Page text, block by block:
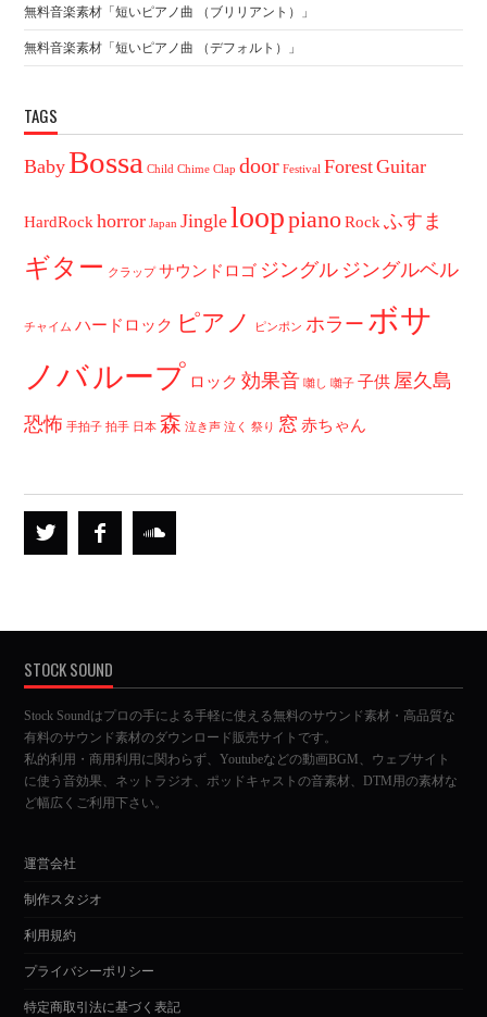
無料音楽素材「短いピアノ曲 （ブリリアント）」
無料音楽素材「短いピアノ曲 （デフォルト）」
TAGS
BabyBossa Child Chime Clap door Festival ForestGuitar
HardRock horror Japan Jinglelooppiano Rock ふすま
ギター クラップ サウンドロゴ ジングル ジングルベル
チャイム ハードロック ピアノ ピンポン ホラー ボサ
ノバループ ロック 効果音 囃し 囃子 子供 屋久島
恐怖 手拍子 拍手 日本 森 泣き声 泣く 祭り 窓 赤ちゃん
STOCK SOUND
Stock Soundはプロの手による手軽に使える無料のサウンド素材・高品質な
有料のサウンド素材のダウンロード販売サイトです。
私的利用・商用利用に関わらず、Youtubeなどの動画BGM、ウェブサイト
に使う音効果、ネットラジオ、ポッドキャストの音素材、DTM用の素材な
ど幅広くご利用下さい。
運営会社
制作スタジオ
利用規約
プライバシーポリシー
特定商取引法に基づく表記